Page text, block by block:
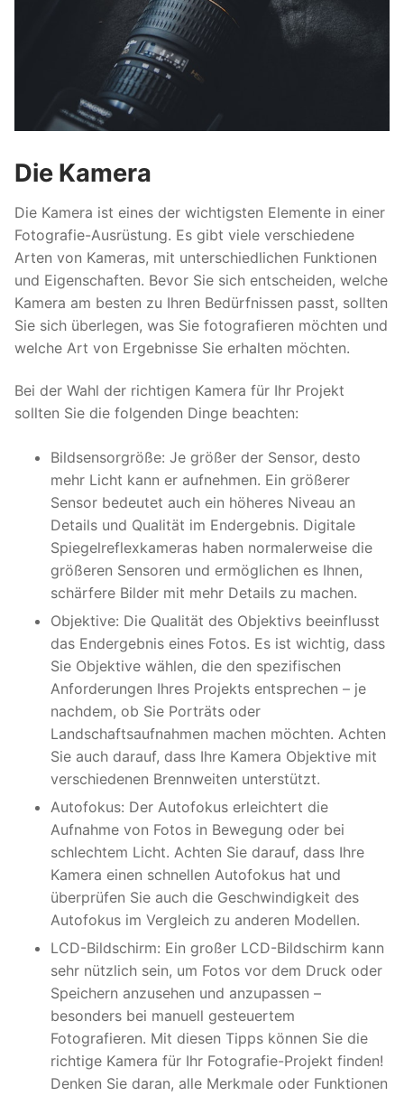
Die Kamera
Die Kamera ist eines der wichtigsten Elemente in einer
Fotografie-Ausrüstung. Es gibt viele verschiedene
Arten von Kameras, mit unterschiedlichen Funktionen
und Eigenschaften. Bevor Sie sich entscheiden, welche
Kamera am besten zu Ihren Bedürfnissen passt, sollten
Sie sich überlegen, was Sie fotografieren möchten und
welche Art von Ergebnisse Sie erhalten möchten.
Bei der Wahl der richtigen Kamera für Ihr Projekt
sollten Sie die folgenden Dinge beachten:
Bildsensorgröße: Je größer der Sensor, desto
mehr Licht kann er aufnehmen. Ein größerer
Sensor bedeutet auch ein höheres Niveau an
Details und Qualität im Endergebnis. Digitale
Spiegelreflexkameras haben normalerweise die
größeren Sensoren und ermöglichen es Ihnen,
schärfere Bilder mit mehr Details zu machen.
Objektive: Die Qualität des Objektivs beeinflusst
das Endergebnis eines Fotos. Es ist wichtig, dass
Sie Objektive wählen, die den spezifischen
Anforderungen Ihres Projekts entsprechen – je
nachdem, ob Sie Porträts oder
Landschaftsaufnahmen machen möchten. Achten
Sie auch darauf, dass Ihre Kamera Objektive mit
verschiedenen Brennweiten unterstützt.
Autofokus: Der Autofokus erleichtert die
Aufnahme von Fotos in Bewegung oder bei
schlechtem Licht. Achten Sie darauf, dass Ihre
Kamera einen schnellen Autofokus hat und
überprüfen Sie auch die Geschwindigkeit des
Autofokus im Vergleich zu anderen Modellen.
LCD-Bildschirm: Ein großer LCD-Bildschirm kann
sehr nützlich sein, um Fotos vor dem Druck oder
Speichern anzusehen und anzupassen –
besonders bei manuell gesteuertem
Fotografieren. Mit diesen Tipps können Sie die
richtige Kamera für Ihr Fotografie-Projekt finden!
Denken Sie daran, alle Merkmale oder Funktionen